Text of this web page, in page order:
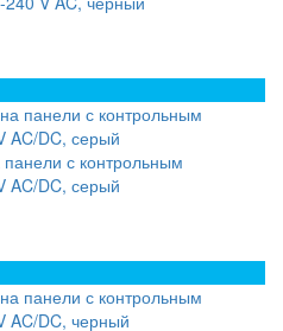
с контрольным
AC/DC, серый